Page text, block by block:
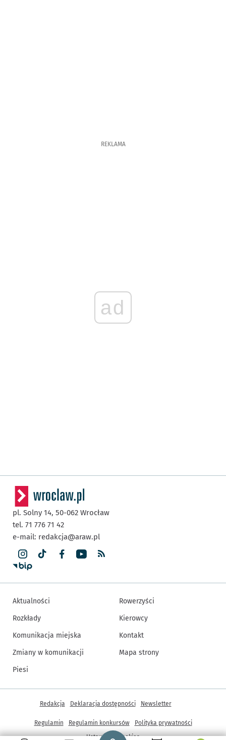
REKLAMA
ad
Strona główna - wroclaw.pl
pl. Solny 14, 50-062 Wrocław
tel. 71 776 71 42
e-mail: redakcja@araw.pl
Aktualności
Rozkłady
Komunikacja miejska
Zmiany w komunikacji
Piesi
Rowerzyści
Kierowcy
Kontakt
Mapa strony
Inne informacje
Redakcja Deklaracja dostępności Newsletter
Regulamin Regulamin konkursów
Polityka prywatności
Ustawienia cookies